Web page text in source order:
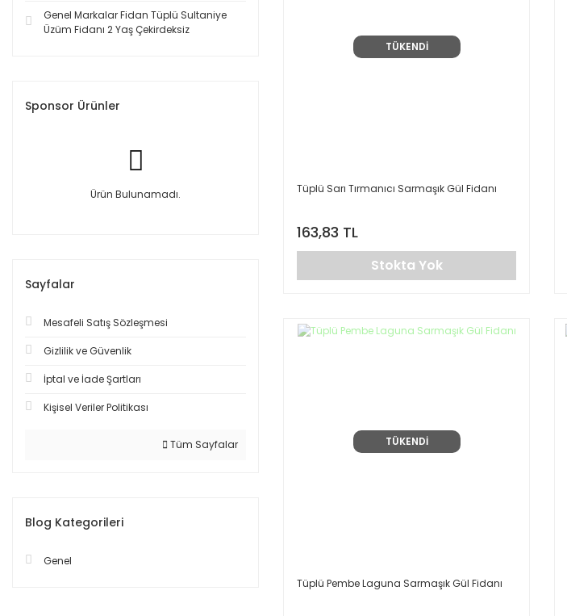
Genel Markalar Fidan Tüplü Sultaniye
Üzüm Fidanı 2 Yaş Çekirdeksiz
Sponsor Ürünler
Ürün Bulunamadı.
Sayfalar
Mesafeli Satış Sözleşmesi
Gizlilik ve Güvenlik
İptal ve İade Şartları
Kişisel Veriler Politikası
Tüm Sayfalar
Blog Kategorileri
Genel
TÜKENDİ
Tüplü Sarı Tırmanıcı Sarmaşık Gül Fidanı
163,83 TL
Stokta Yok
TÜKENDİ
Tüplü Pembe Laguna Sarmaşık Gül Fidanı